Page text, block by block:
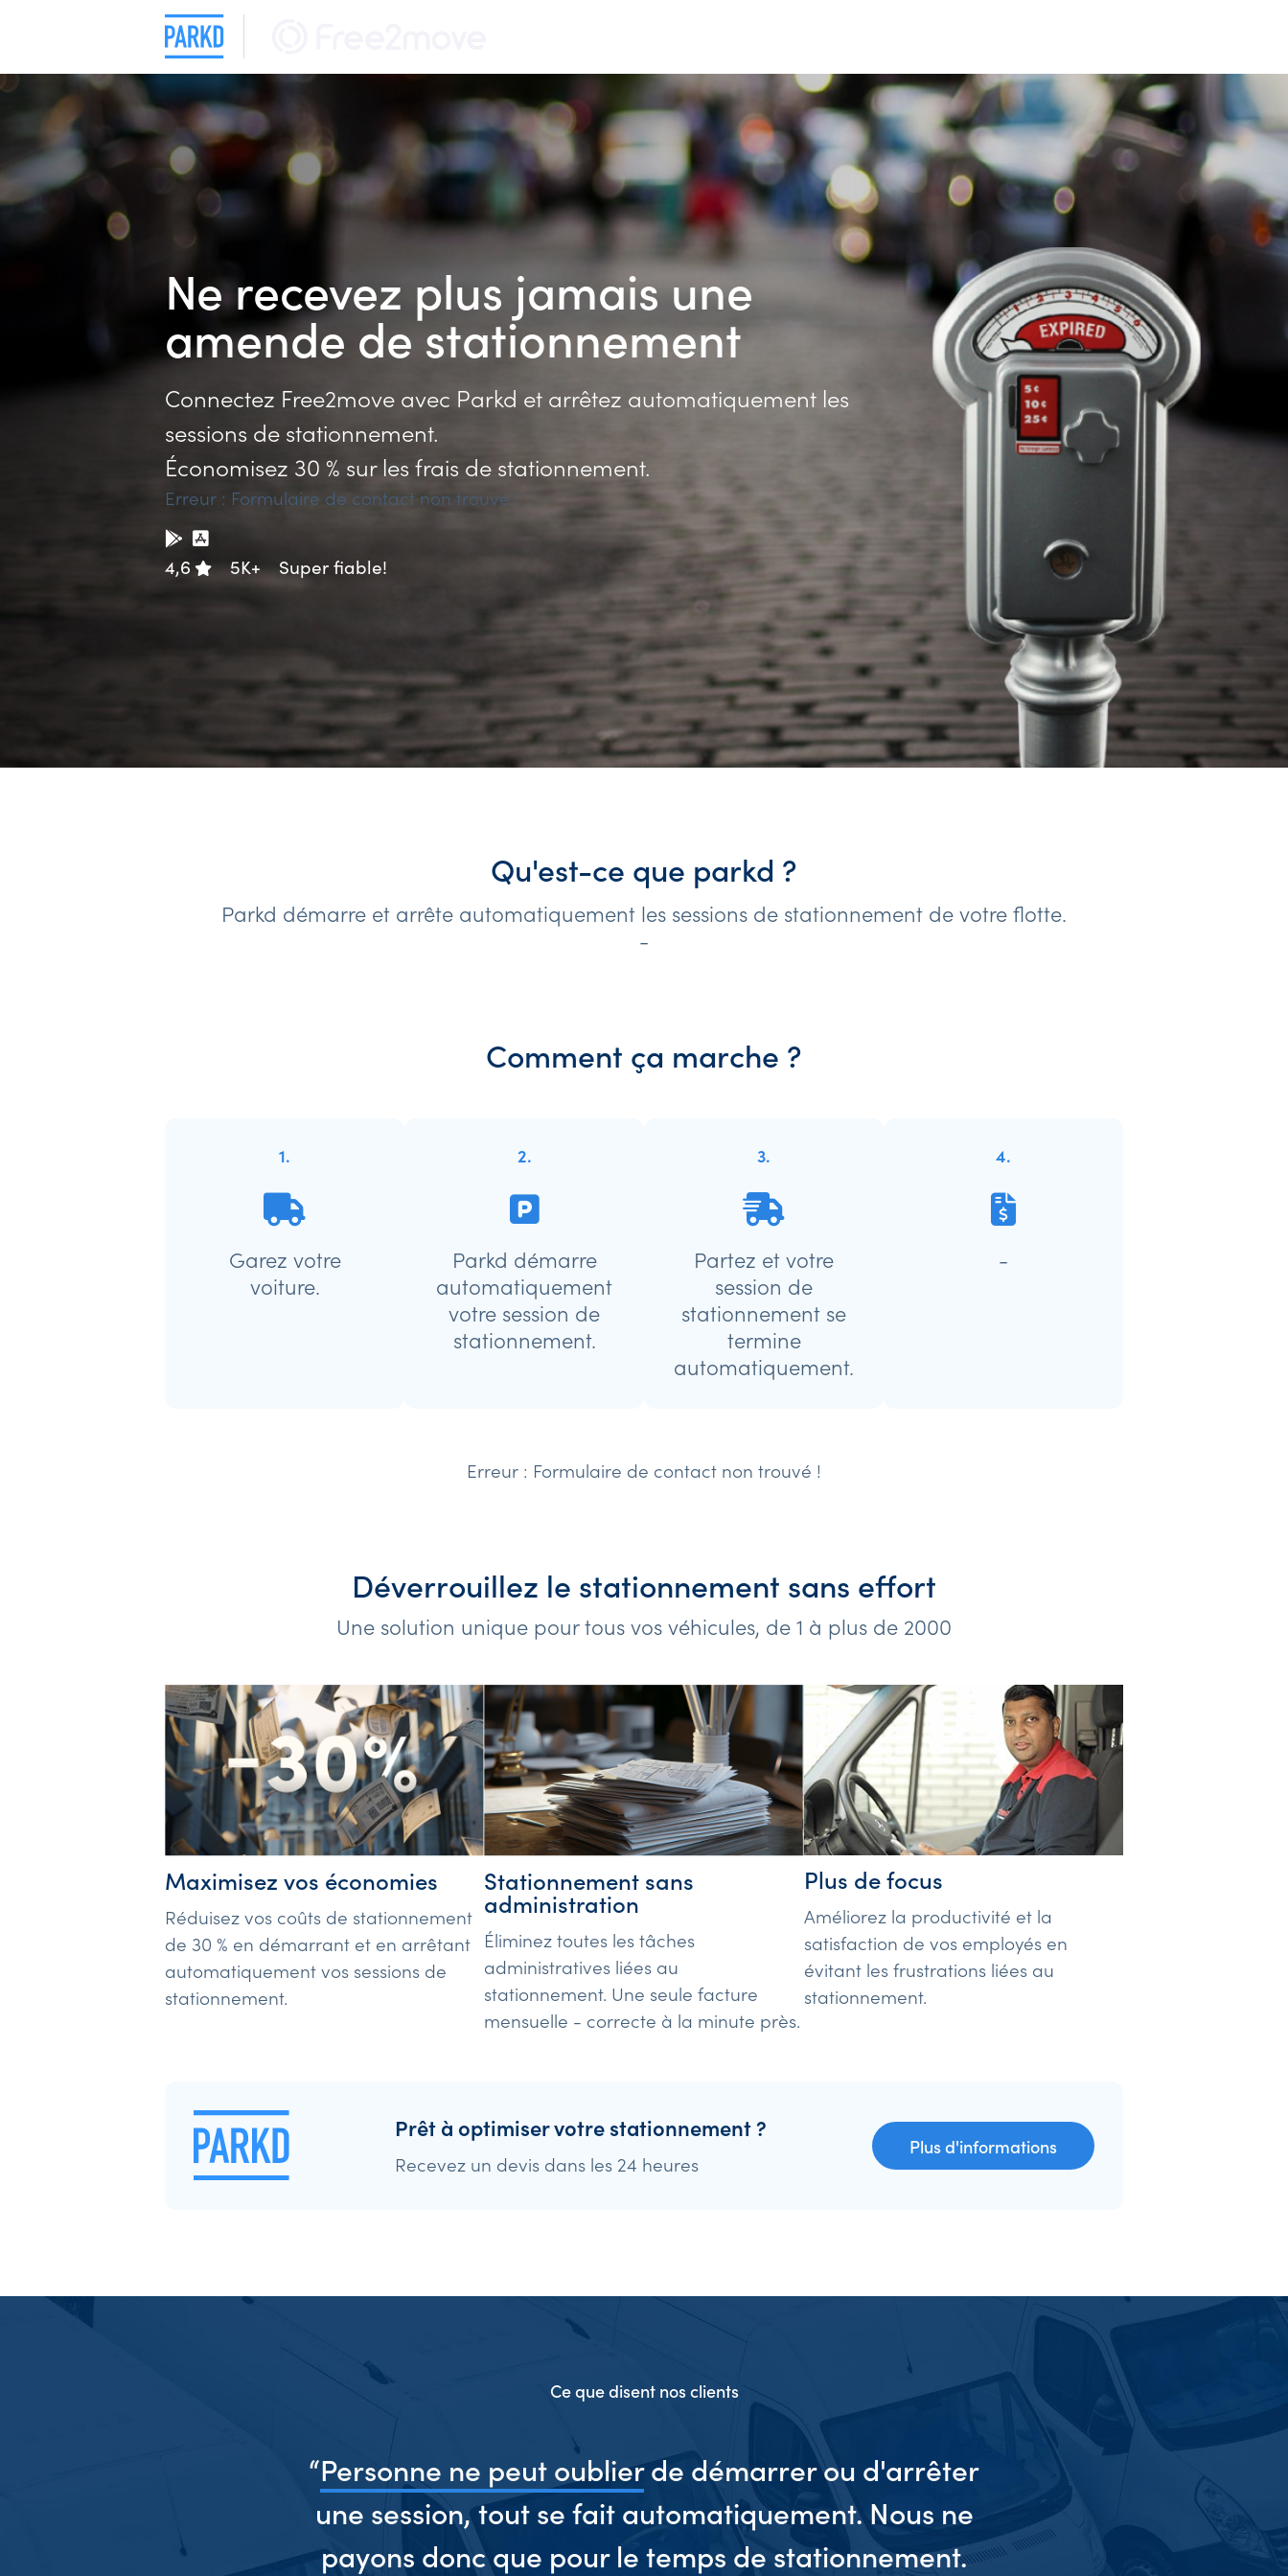
Ne recevez plus jamais une
amende de stationn
Connectez Free2move avec Parkd et arrêtez automatiquement les
sessions de stationnement.
Économisez 30 % sur les frais de stationnement.
Erreur : Formulaire de contact non trouvé !
4,6 5K+ Super fiable!
Qu'est-ce que parkd ?
Parkd démarre et arrête automatiquement les sessions de stationnement de votre flotte.
-
Comment ça marche ?
1.
Garez votre
voiture.
2.
Parkd démarre
automatiquement
votre session de
stationnement.
3.
Partez et votre
session de
stationnement se
termine
automatiquement.
4.
-
Erreur : Formulaire de contact non trouvé !
Déverrouillez le stationnement sans effort
Une solution unique pour tous vos véhicules, de 1 à plus de 2000
Maximisez vos économies
Réduisez vos coûts de stationnement
de 30 % en démarrant et en arrêtant
automatiquement vos sessions de
stationnement.
Stationnement sans
administration
Éliminez toutes les tâches
administratives liées au
stationnement. Une seule facture
mensuelle - correcte à la minute près.
Plus de focus
Améliorez la productivité et la
satisfaction de vos employés en
évitant les frustrations liées au
stationnement.
Prêt à optimiser votre stationnement ?
Recevez un devis dans les 24 heures
Plus d'informations
Ce que disent nos clients
“Personne ne peut oublierde démarrer ou d'arrêter
une session, tout se fait automatiquement. Nous ne
payons donc que pour le temps de stationnement.